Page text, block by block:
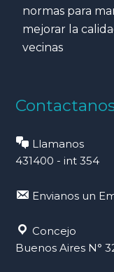
normas para
mejorar la
vecinas
Llamanos
431400 - int 354
Envianos un
Concejo
Buenos Aires N°